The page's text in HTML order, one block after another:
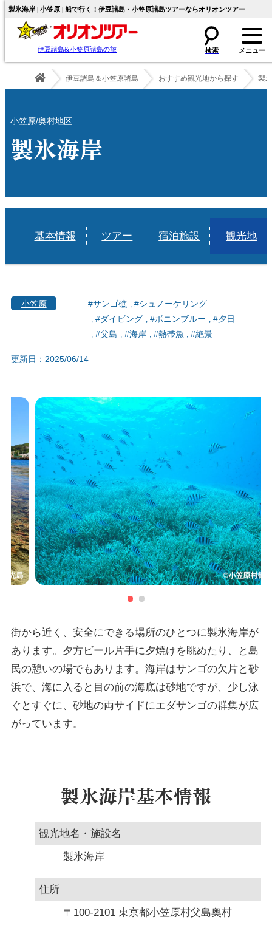
製氷海岸 | 小笠原 | 船で行く！伊豆諸島・小笠原諸島ツアーならオリオンツアー
伊豆諸島&小笠原諸島の旅
伊豆諸島＆小笠原諸島 おすすめ観光地から探す 製
小笠原/奥村地区
製氷海岸
基本情報 ツアー 宿泊施設 観光地
小笠原 #サンゴ礁
#シュノーケリング
#ダイビング
#ボニンブルー
#夕日
#父島
#海岸 #熱帯魚 #絶景
更新日：2025/06/14
街から近く、安全にできる場所のひとつに製氷海岸が
あります。夕方ビール片手に夕焼けを眺めたり、と島
民の憩いの場でもあります。海岸はサンゴの欠片と砂
浜で、海に入ると目の前の海底は砂地ですが、少し泳
ぐとすぐに、砂地の両サイドにエダサンゴの群集が広
がっています。
製氷海岸基本情報
観光地名・施設名
製氷海岸
住所
〒100-2101 東京都小笠原村父島奥村